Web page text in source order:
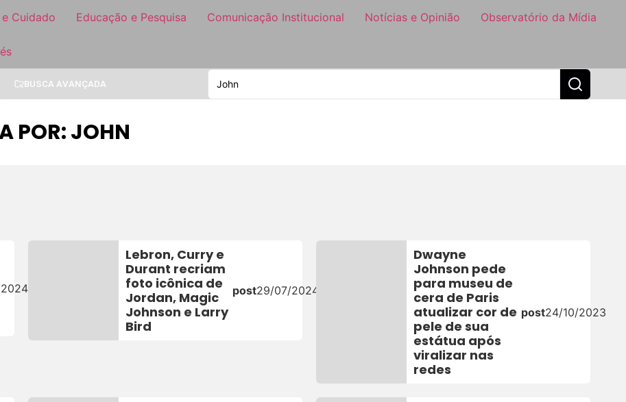
Cuidado Educação e Pesquisa Comunicação Institucional Notícias e Opinião Observatório da Mídia
BUSCA AVANÇADA
POR: JOHN
Lebron, Curry e
Durant recriam
foto icônica de
Jordan, Magic
Johnson e Larry
Bird
post29/07/2024
Dwayne
Johnson pede
para museu de
cera de Paris
atualizar cor de
pele de sua
estátua após
viralizar nas
redes
post24/10/2023